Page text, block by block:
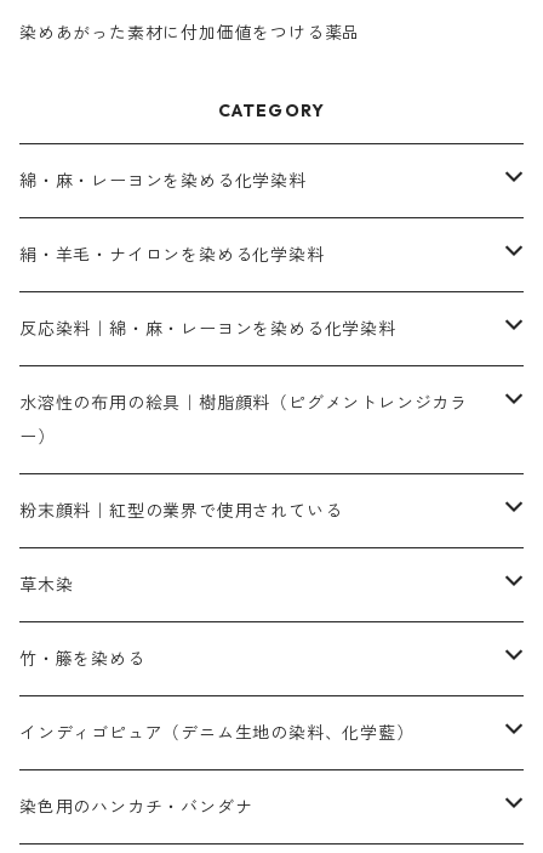
染めあがった素材に付加価値をつける薬品
CATEGORY
綿・麻・レーヨンを染める化学染料
直接染料－染色手順が簡単
人気のおすすめ直接染料
染色に必要な薬品類
橙色系
青色系
紫色系
絹・羊毛・ナイロンを染める化学染料
お買い得品
染料一覧
人気のおすすめ染料
橙色系
染色に必要な薬品類
補助薬品
反応染料｜綿・麻・レーヨンを染める化学染料
お勧めの3原色（赤・青・黄色）
お勧め｜スミフィックス～
3原色以外の色目
赤色
染色に必要な薬品
アルカリ剤
補助薬品
捺染に必要な材料
捺染糊
水溶性の布用の絵具｜樹脂顔料（ピグメントレンジカラ
ー）
ネオカラー（色）
内容量：100g
内容量：500g
バィンダー（定着剤）
増粘剤
黄色系
エロ―M3G｜定番の色合い
オレンジ系
粉末顔料｜紅型の業界で使用されている
赤色系
本洋紅
代用朱黄色口
黄色系
ファストエロ―10GN（鮮やかな黄色）
ファストエロ―5GN（黄色）
青色系
NSBAブルー
白色｜胡粉
草木染
植物染料
人気のおすすめ植物染料
インド茜・西洋茜の個別販売
濃染処理剤｜ソルバックスPS－900
媒染剤
竹・籐を染める
人気のおすすめ竹・藤を染める染料
塩基性染料（混色可能）
インディゴピュア（デニム生地の染料、化学藍）
初心者向けお試しセット販売
染色用のハンカチ・バンダナ